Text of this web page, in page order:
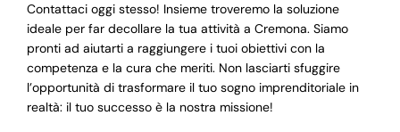
Contattaci oggi stesso! Insieme troveremo la soluzione
ideale per far decollare la tua attività a Cremona. Siamo
pronti ad aiutarti a raggiungere i tuoi obiettivi con la
competenza e la cura che meriti. Non lasciarti sfuggire
l’opportunità di trasformare il tuo sogno imprenditoriale in
realtà: il tuo successo è la nostra missione!